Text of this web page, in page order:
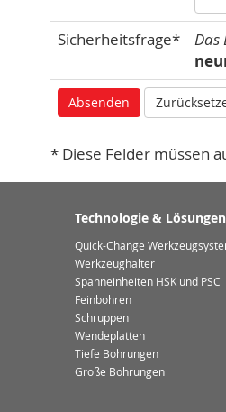
Sicherheitsfrage*
Das
* Diese Felder müssen
Technologie & Lösungen
Quick-Change
Werkzeughalter
Spanneinheiten HSK und PSC
Feinbohren
Schruppen
Wendeplatten
Tiefe Bohrungen
Große Bohrungen